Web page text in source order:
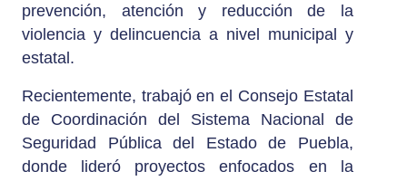
prevención, atención y reducción de la
violencia y delincuencia a nivel municipal y
estatal.
Recientemente, trabajó en el Consejo Estatal
de Coordinación del Sistema Nacional de
Seguridad Pública del Estado de Puebla,
donde lideró proyectos enfocados en la